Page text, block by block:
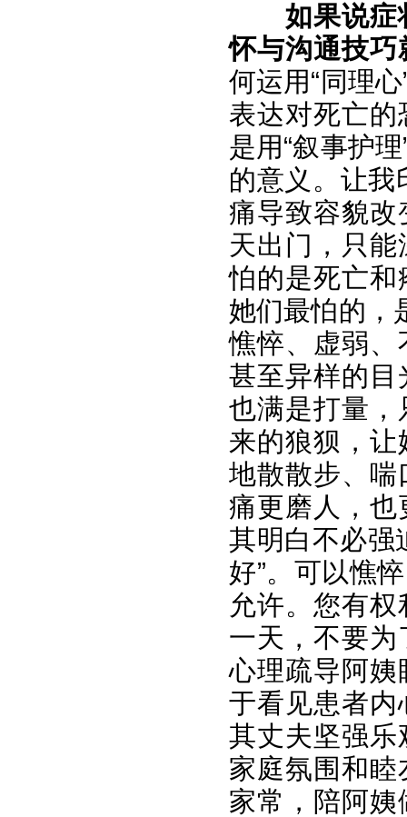
如果说症
怀与沟通技巧
何运用“同理
表达对死亡
是用“叙事护
的意义。让我
痛导致容貌
天出门，只
怕的是死亡
她们最怕的，
憔悴、虚弱
甚至异样的
也满是打量
来的狼狈，
地散散步、
痛更磨人，
其明白不必强
好”。可以憔
允许。您有
一天，不要
心理疏导阿
于看见患者
其丈夫坚强
家庭氛围和
家常，陪阿